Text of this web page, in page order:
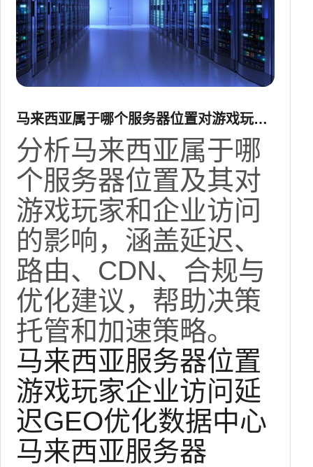
马来西亚属于哪个服务器位置对游戏玩家
和企业访问的影响分析
分析马来西亚属于哪
个服务器位置及其对
游戏玩家和企业访问
的影响，涵盖延迟、
路由、CDN、合规与
优化建议，帮助决策
托管和加速策略。
马来西亚服务器位置
游戏玩家企业访问延
迟GEO优化数据中心
马来西亚服务器